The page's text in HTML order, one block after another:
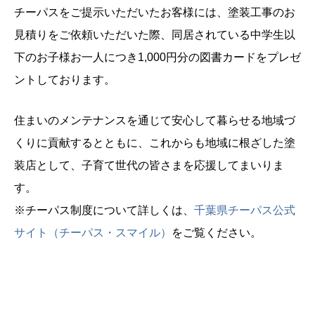
チーパスをご提示いただいたお客様には、塗装工事のお
見積りをご依頼いただいた際、同居されている中学生以
下のお子様お一人につき1,000円分の図書カードをプレゼ
ントしております。
住まいのメンテナンスを通じて安心して暮らせる地域づ
くりに貢献するとともに、これからも地域に根ざした塗
装店として、子育て世代の皆さまを応援してまいりま
す。
※チーパス制度について詳しくは、 千葉県チーパス公式
サイト（チーパス・スマイル）
をご覧ください。